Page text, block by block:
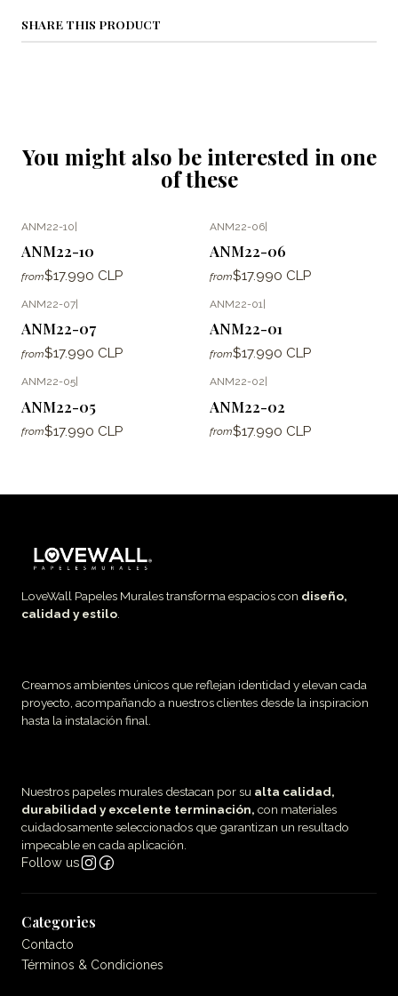
SHARE THIS PRODUCT
You might also be interested in one
of these
ANM22-10|
ANM22-10
from$17.990 CLP
ANM22-06|
ANM22-06
from$17.990 CLP
ANM22-07
ANM22-07
from$17.990 CLP
ANM22-01
ANM22-01
from$17.990 CLP
ANM22-05
ANM22-05
from$17.990 CLP
ANM22-02
ANM22-02
from$17.990 CLP
LoveWall Papeles Murales transforma espacios con diseño,
calidad y estilo
Creamos ambientes únicos que reflejan identidad y elevan cada
proyecto, acompañando a nuestros clientes desde la inspiracion
hasta la instalación final.
Nuestros papeles murales destacan por su alta calidad,
durabilidad y excelente terminación, con materiales
cuidadosamente seleccionados que garantizan un resultado
impecable en cada aplicación.
Follow us
Categories
Contacto
Términos & Condiciones